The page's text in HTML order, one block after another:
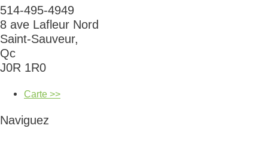
514-495-4949
8 ave Lafleur Nord
Saint-Sauveur,
Qc
J0R 1R0
Carte >>
Naviguez